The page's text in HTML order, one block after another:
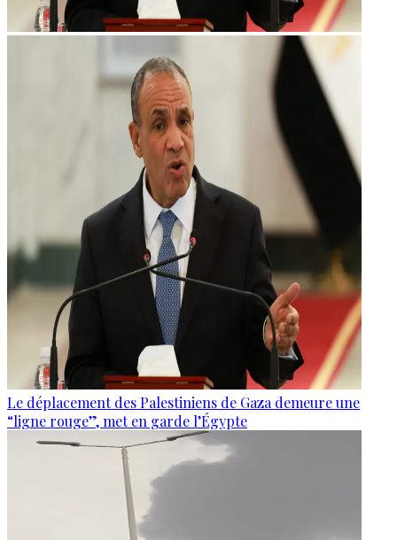
Le déplacement des Palestiniens de Gaza demeure une
“ligne rouge”, met en garde l’Égypte